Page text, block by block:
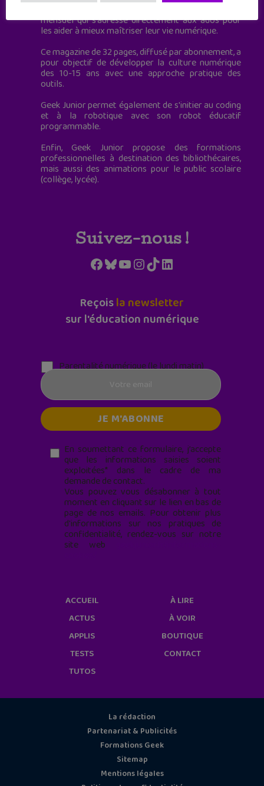
mensuel qui s’adresse directement aux ados pour
les aider à mieux maîtriser leur vie numérique.
Ce magazine de 32 pages, diffusé par abonnement, a
pour objectif de développer la culture numérique
des 10-15 ans avec une approche pratique des
outils.
Geek Junior permet également de s'initier au coding
et à la robotique avec son robot éducatif
programmable.
Enfin, Geek Junior propose des formations
professionnelles à destination des bibliothécaires,
mais aussi des animations pour le public scolaire
(collège, lycée).
Suivez-nous !
Facebook
Bluesky
YouTube
Instagram
TikTokLinkedIn
Reçoisla newsletter
sur l'éducation numérique
Parentalité numérique (le lundi matin)
En soumettant ce formulaire, j’accepte
que les informations saisies soient
exploitées* dans le cadre de ma
demande de contact.
Vous pouvez vous désabonner à tout
moment en cliquant sur le lien en bas de
page de nos emails. Pour obtenir plus
d'informations sur nos pratiques de
confidentialité, rendez-vous sur notre
site web
ACCUEIL
ACTUS
APPLIS
TESTS
TUTOS
À LIRE
À VOIR
BOUTIQUE
CONTACT
La rédaction
Partenariat & Publicités
Formations Geek
Sitemap
Mentions légales